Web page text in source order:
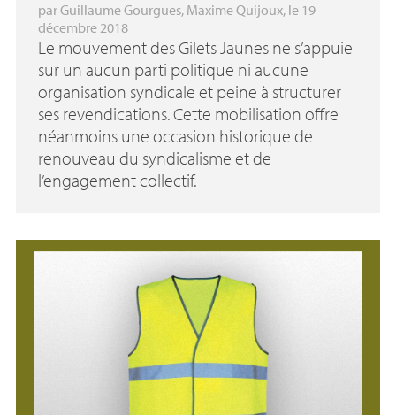
parGuillaume Gourgues, Maxime Quijoux, le 19
décembre 2018
Le mouvement des Gilets Jaunes ne s’appuie
sur un aucun parti politique ni aucune
organisation syndicale et peine à structurer
ses revendications. Cette mobilisation offre
néanmoins une occasion historique de
renouveau du syndicalisme et de
l’engagement collectif.